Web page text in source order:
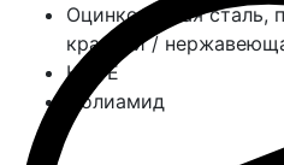
Оцинкованная сталь,
краской /
HDPE
Полиамид